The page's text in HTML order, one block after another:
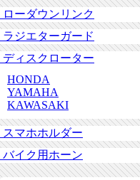
ローダウンリンク
ラジエターガード
ディスクローター
HONDA
YAMAHA
KAWASAKI
スマホホルダー
バイク用ホーン